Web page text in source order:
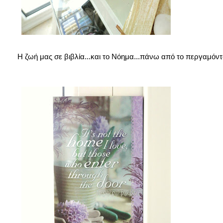
Η ζωή μας σε βιβλία...και το Νόημα...πάνω από το